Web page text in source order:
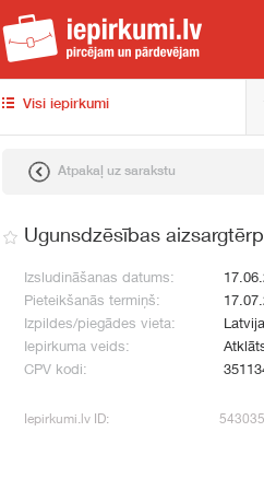
Visi iepirkumi
Atpakaļ uz sarakstu
Ugunsdzēsības
Izsludināšanas datums:
Pieteikšanās termiņš:
Izpildes/piegādes vieta:
Iepirkuma veids:
CPV kodi:
Iepirkumi.lv ID: